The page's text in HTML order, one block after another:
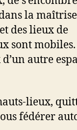
la
des lieux de
sont mobiles.
autre
lieux,
fédérer